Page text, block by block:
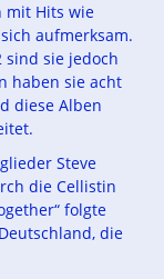
mit Hits wie
aufmerksam.
sind sie jedoch
haben sie acht
diese Alben
Steve
die Cellistin
folgte
die